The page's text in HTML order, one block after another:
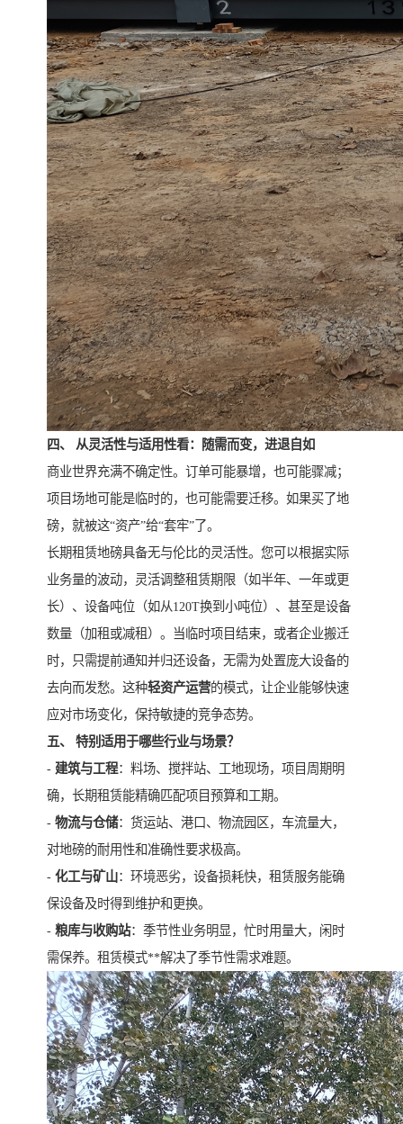
四、 从灵活性与适用性看：随需而变，进退自如
商业世界充满不确定性。订单可能暴增，也可能骤减；
项目场地可能是临时的，也可能需要迁移。如果买了地
磅，就被这“资产”给“套牢”了。
长期租赁地磅具备无与伦比的灵活性。您可以根据实际
业务量的波动，灵活调整租赁期限（如半年、一年或更
长）、设备吨位（如从120T换到小吨位）、甚至是设备
数量（加租或减租）。当临时项目结束，或者企业搬迁
时，只需提前通知并归还设备，无需为处置庞大设备的
去向而发愁。这种轻资产运营的模式，让企业能够快速
应对市场变化，保持敏捷的竞争态势。
五、 特别适用于哪些行业与场景？
- 建筑与工程：料场、搅拌站、工地现场，项目周期明
确，长期租赁能精确匹配项目预算和工期。
- 物流与仓储：货运站、港口、物流园区，车流量大，
对地磅的耐用性和准确性要求极高。
- 化工与矿山：环境恶劣，设备损耗快，租赁服务能确
保设备及时得到维护和更换。
- 粮库与收购站：季节性业务明显，忙时用量大，闲时
需保养。租赁模式**解决了季节性需求难题。